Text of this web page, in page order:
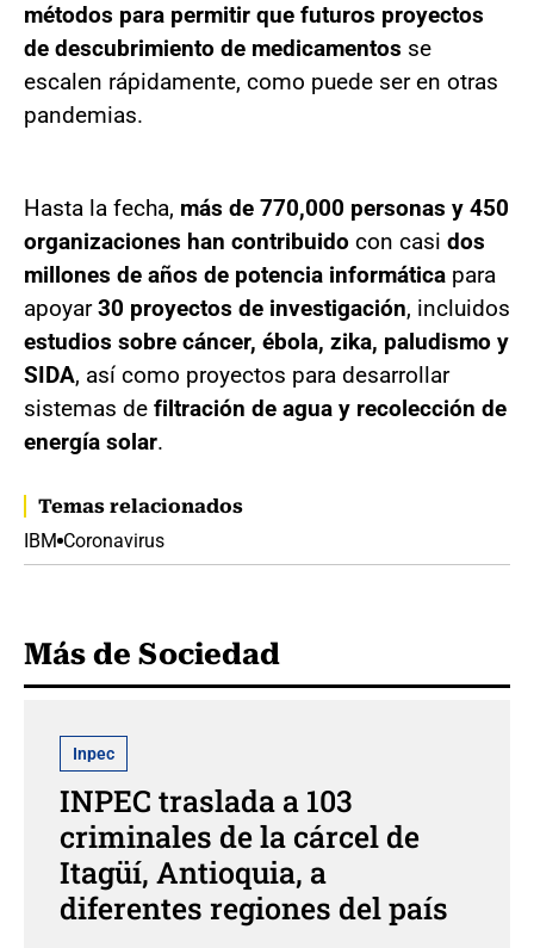
métodos para permitir que futuros proyectos
de descubrimiento de medicamentos se
escalen rápidamente, como puede ser en otras
pandemias.
Hasta la fecha, más de 770,000 personas y 450
organizaciones han contribuido con casi dos
millones de años de potencia informática para
apoyar30 proyectos de investigación, incluidos
estudios sobre cáncer, ébola, zika, paludismo y
SIDA, así como proyectos para desarrollar
sistemas de filtración de agua y recolección de
energía solar.
Temas relacionados
IBM Coronavirus
Más de Sociedad
Inpec
INPEC traslada a 103
criminales de la cárcel de
Itagüí, Antioquia, a
diferentes regiones del país